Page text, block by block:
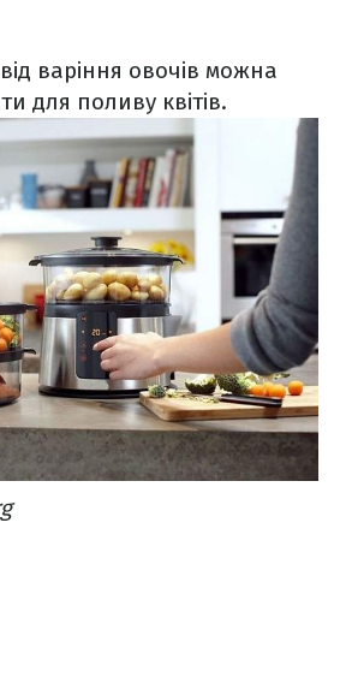
варіння овочів можна
для поливу квітів.